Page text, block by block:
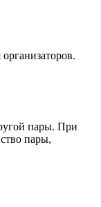
пары. При
пары,